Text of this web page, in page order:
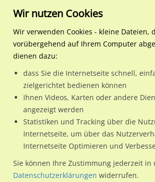
Regionale Plakatwerbung
Nordrhein-
Ravensberger Str.
33775 / Versmold, Stadt
Nutze günstige Werbemöglichkeiten am
Ravensberger Str. 59 (B 476) in Versmold,
Wir erheben für jede unserer
Wir nutzen Cookies
Wir verwenden Cookies - kleine Dateien,
vorübergehend auf Ihrem Computer
dienen dazu:
dass Sie die Internetseite schnell,
zielgerichtet bedienen können
Ihnen Videos, Karten oder andere
angezeigt werden
Statistiken und Tracking über die
Internetseite, um über das
Internetseite Optimieren und
Sie können Ihre Zustimmung jederzeit in
Datenschutzerklärungen widerrufen.